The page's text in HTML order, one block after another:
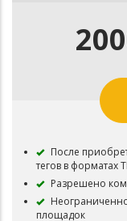
После
тегов в форматах
Разрешено
площадок